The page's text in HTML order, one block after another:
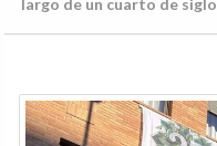
largo de un cuarto de siglo